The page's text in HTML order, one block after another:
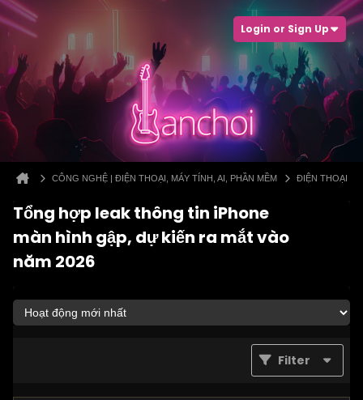
Login or Sign Up
CÔNG NGHỆ | ĐIỆN THOẠI, MÁY TÍNH, AI, PHẦN MỀM ĐIỆN THOẠI
Tổng hợp leak thông tin iPhone
màn hình gập, dự kiến ra mắt vào
năm 2026
Filter